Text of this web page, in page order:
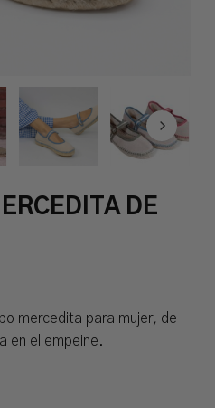
DE
mercedita para mujer, de
en el empeine.